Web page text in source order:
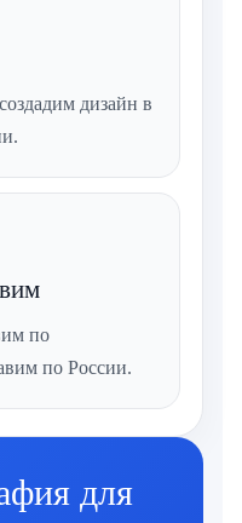
дизайн в
по
по России.
для